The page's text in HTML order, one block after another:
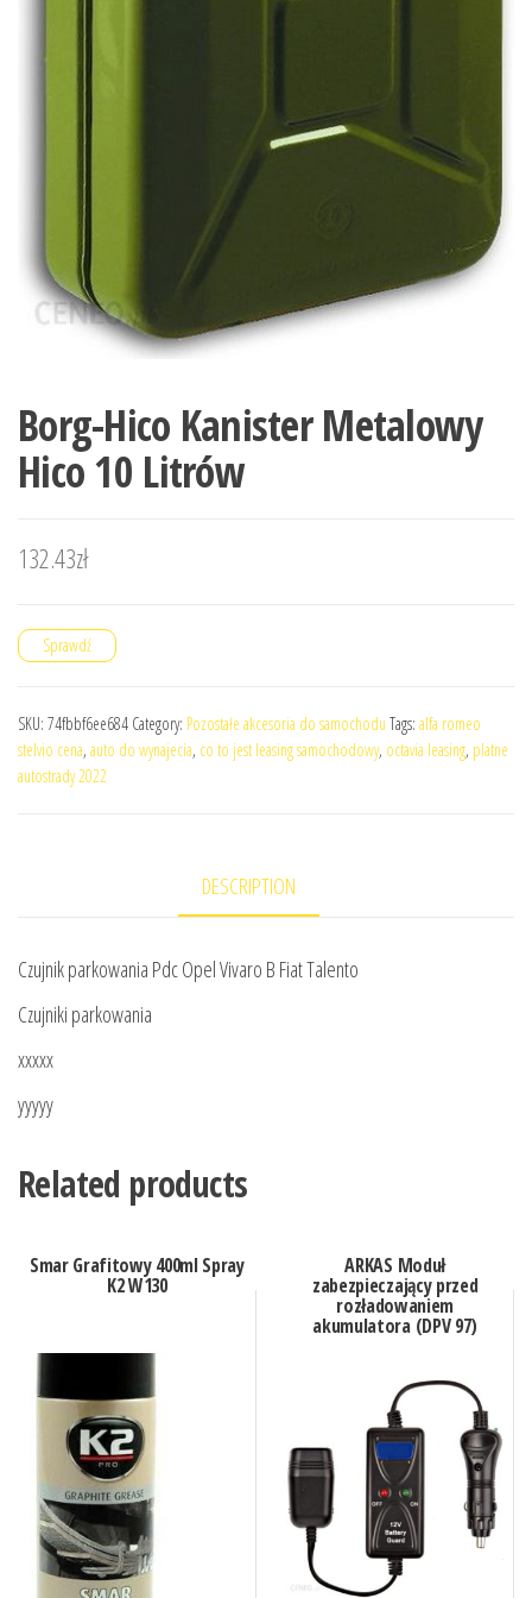
Borg-Hico Kanister Metalowy
Hico 10 Litrów
132.43zł
Sprawdź
SKU: 74fbbf6ee684 Category: Pozostałe akcesoria do samochodu Tags: alfa romeo
stelvio cena, auto do wynajecia, co to jest leasing samochodowy, octavia leasing, platne
autostrady 2022
DESCRIPTION
Czujnik parkowania Pdc Opel Vivaro B Fiat Talento
Czujniki parkowania
xxxxx
yyyyy
Related products
Smar Grafitowy 400ml Spray
K2 W130
ARKAS Moduł
zabezpieczający przed
rozładowaniem
akumulatora (DPV 97)